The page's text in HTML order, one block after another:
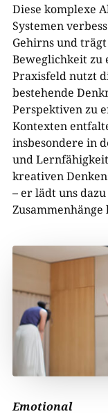
Diese komplexe
Systemen
Gehirns und
Beweglichkeit zu
Praxisfeld nutzt
bestehende
Perspektiven zu
Kontexten
insbesondere in
und
kreativen
– er lädt uns
Emotional